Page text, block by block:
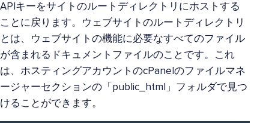
APIキーをサイトのルートディレクトリにホストする
ことに戻ります。ウェブサイトのルートディレクトリ
とは、ウェブサイトの機能に必要なすべてのファイル
が含まれるドキュメントファイルのことです。これ
は、ホスティングアカウントのcPanelのファイルマネ
ージャーセクションの「public_html」フォルダで見つ
けることができます。